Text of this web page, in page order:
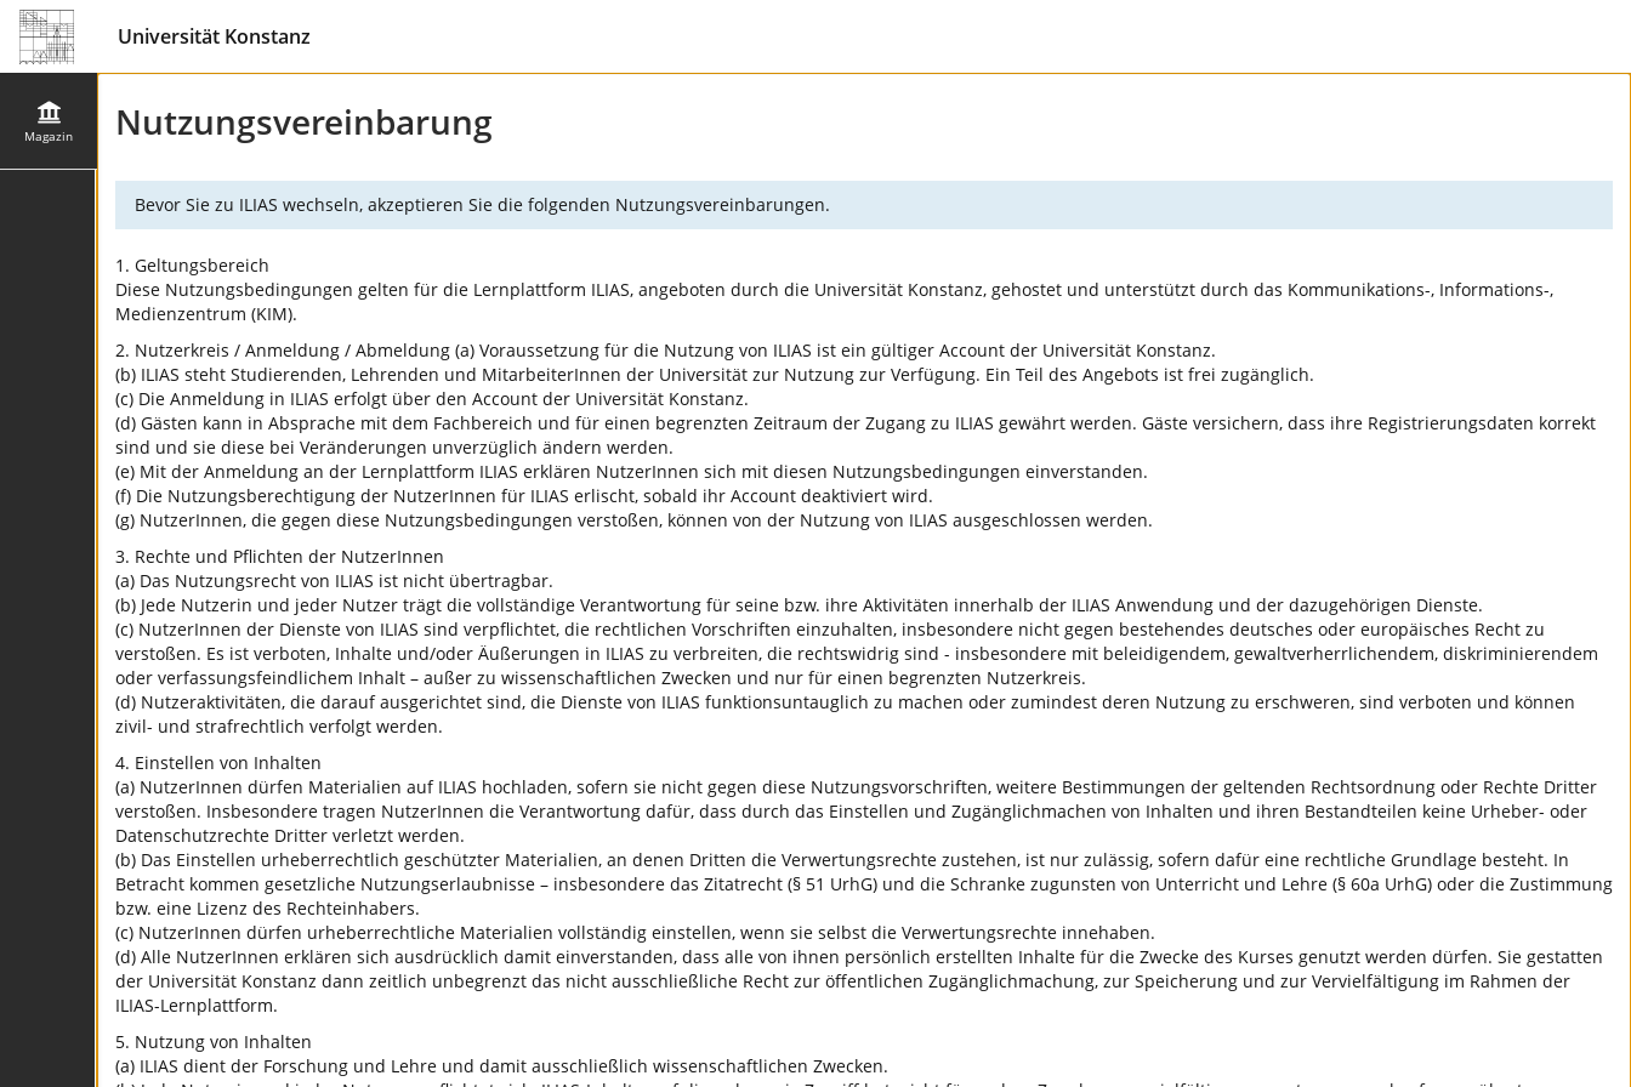
Universität Konstanz
Magazin Nutzungsvereinbarung
Bevor Sie zu ILIAS wechseln, akzeptieren Sie die folgenden Nutzungsvereinbarungen.
1. Geltungsbereich
Diese Nutzungsbedingungen gelten für die Lernplattform ILIAS, angeboten durch die Universität Konstanz, gehostet und unterstützt durch das Kommunikations-, Informations-,
Medienzentrum (KIM).
2. Nutzerkreis / Anmeldung / Abmeldung (a) Voraussetzung für die Nutzung von ILIAS ist ein gültiger Account der Universität Konstanz.
(b) ILIAS steht Studierenden, Lehrenden und MitarbeiterInnen der Universität zur Nutzung zur Verfügung. Ein Teil des Angebots ist frei zugänglich.
(c) Die Anmeldung in ILIAS erfolgt über den Account der Universität Konstanz.
(d) Gästen kann in Absprache mit dem Fachbereich und für einen begrenzten Zeitraum der Zugang zu ILIAS gewährt werden. Gäste versichern, dass ihre Registrierungsdaten korrekt
sind und sie diese bei Veränderungen unverzüglich ändern werden.
(e) Mit der Anmeldung an der Lernplattform ILIAS erklären NutzerInnen sich mit diesen Nutzungsbedingungen einverstanden.
(f) Die Nutzungsberechtigung der NutzerInnen für ILIAS erlischt, sobald ihr Account deaktiviert wird.
(g) NutzerInnen, die gegen diese Nutzungsbedingungen verstoßen, können von der Nutzung von ILIAS ausgeschlossen werden.
3. Rechte und Pflichten der NutzerInnen
(a) Das Nutzungsrecht von ILIAS ist nicht übertragbar.
(b) Jede Nutzerin und jeder Nutzer trägt die vollständige Verantwortung für seine bzw. ihre Aktivitäten innerhalb der ILIAS Anwendung und der dazugehörigen Dienste.
(c) NutzerInnen der Dienste von ILIAS sind verpflichtet, die rechtlichen Vorschriften einzuhalten, insbesondere nicht gegen bestehendes deutsches oder europäisches Recht zu
verstoßen. Es ist verboten, Inhalte und/oder Äußerungen in ILIAS zu verbreiten, die rechtswidrig sind - insbesondere mit beleidigendem, gewaltverherrlichendem, diskriminierendem
oder verfassungsfeindlichem Inhalt – außer zu wissenschaftlichen Zwecken und nur für einen begrenzten Nutzerkreis.
(d) Nutzeraktivitäten, die darauf ausgerichtet sind, die Dienste von ILIAS funktionsuntauglich zu machen oder zumindest deren Nutzung zu erschweren, sind verboten und können
zivil- und strafrechtlich verfolgt werden.
4. Einstellen von Inhalten
(a) NutzerInnen dürfen Materialien auf ILIAS hochladen, sofern sie nicht gegen diese Nutzungsvorschriften, weitere Bestimmungen der geltenden Rechtsordnung oder Rechte Dritter
verstoßen. Insbesondere tragen NutzerInnen die Verantwortung dafür, dass durch das Einstellen und Zugänglichmachen von Inhalten und ihren Bestandteilen keine Urheber- oder
Datenschutzrechte Dritter verletzt werden.
(b) Das Einstellen urheberrechtlich geschützter Materialien, an denen Dritten die Verwertungsrechte zustehen, ist nur zulässig, sofern dafür eine rechtliche Grundlage besteht. In
Betracht kommen gesetzliche Nutzungserlaubnisse – insbesondere das Zitatrecht (§ 51 UrhG) und die Schranke zugunsten von Unterricht und Lehre (§ 60a UrhG) oder die Zustimmung
bzw. eine Lizenz des Rechteinhabers.
(c) NutzerInnen dürfen urheberrechtliche Materialien vollständig einstellen, wenn sie selbst die Verwertungsrechte innehaben.
(d) Alle NutzerInnen erklären sich ausdrücklich damit einverstanden, dass alle von ihnen persönlich erstellten Inhalte für die Zwecke des Kurses genutzt werden dürfen. Sie gestatten
der Universität Konstanz dann zeitlich unbegrenzt das nicht ausschließliche Recht zur öffentlichen Zugänglichmachung, zur Speicherung und zur Vervielfältigung im Rahmen der
ILIAS-Lernplattform.
5. Nutzung von Inhalten
(a) ILIAS dient der Forschung und Lehre und damit ausschließlich wissenschaftlichen Zwecken.